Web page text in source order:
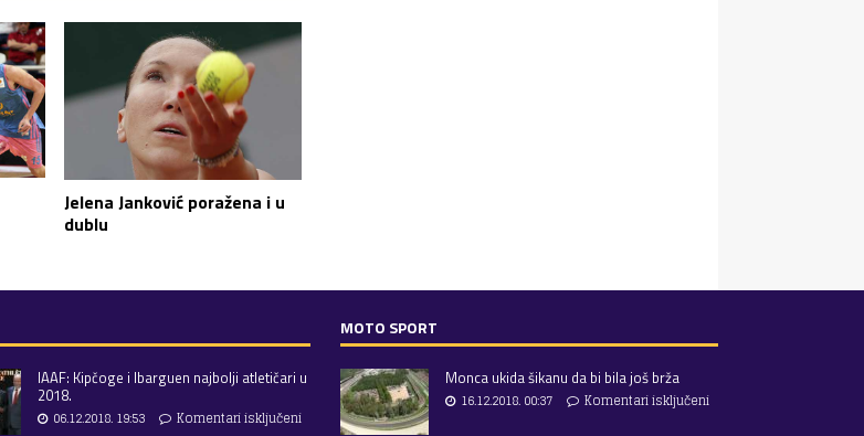
Jelena Janković poražena i u
dublu
IAAF: Kipčoge i Ibarguen najbolji atletičari u
2018.
06.12.2018. 19:53
Komentari isključeni
MOTO SPORT
Monca ukida šikanu da bi bila još brža
16.12.2018. 00:37
Komentari isključeni